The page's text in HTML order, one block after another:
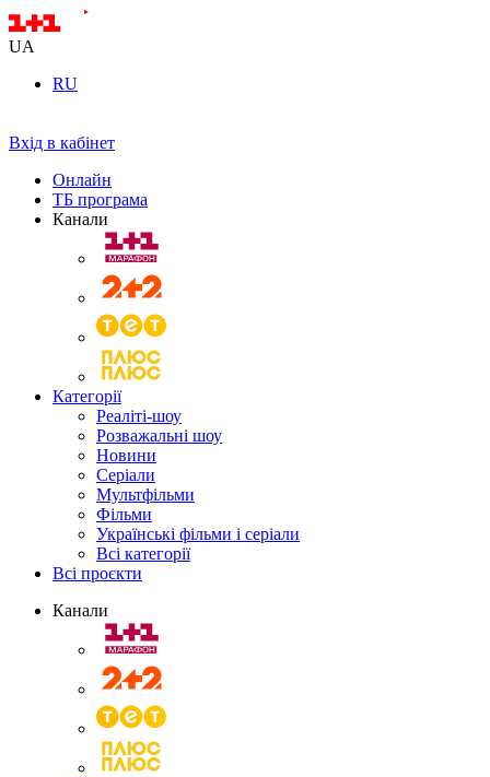
UA
RU
Вхід в кабінет
Онлайн
ТБ програма
Канали
Категорії
Реаліті-шоу
Розважальні шоу
Новини
Серіали
Мультфільми
Фільми
Українські фільми і серіали
Всі категорії
Всі проєкти
Канали